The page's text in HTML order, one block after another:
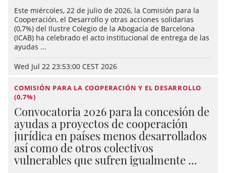
Este miércoles, 22 de julio de 2026, la Comisión para la
Cooperación, el Desarrollo y otras acciones solidarias
(0,7%) del Ilustre Colegio de la Abogacía de Barcelona
(ICAB) ha celebrado el acto institucional de entrega de las
ayudas ...
Wed Jul 22 23:53:00 CEST 2026
COMISIÓN PARA LA COOPERACIÓN Y EL DESARROLLO
(0,7%)
Convocatoria 2026 para la concesión de
ayudas a proyectos de cooperación
jurídica en países menos desarrollados
así como de otros colectivos
vulnerables que sufren igualmente ...